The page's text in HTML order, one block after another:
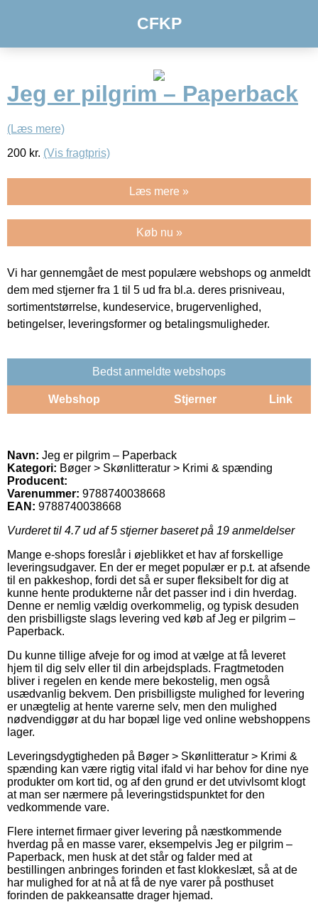
CFKP
Jeg er pilgrim – Paperback
(Læs mere)
200 kr. (Vis fragtpris)
Læs mere »
Køb nu »
Vi har gennemgået de mest populære webshops og anmeldt
dem med stjerner fra 1 til 5 ud fra bl.a. deres prisniveau,
sortimentstørrelse, kundeservice, brugervenlighed,
betingelser, leveringsformer og betalingsmuligheder.
Bedst anmeldte webshops
Webshop Stjerner Link
Navn: Jeg er pilgrim – Paperback
Kategori: Bøger > Skønlitteratur > Krimi & spænding
Producent:
Varenummer: 9788740038668
EAN: 9788740038668
Vurderet til 4.7ud af 5 stjerner baseret på 19 anmeldelser
Mange e-shops foreslår i øjeblikket et hav af forskellige
leveringsudgaver. En der er meget populær er p.t. at afsende
til en pakkeshop, fordi det så er super fleksibelt for dig at
kunne hente produkterne når det passer ind i din hverdag.
Denne er nemlig vældig overkommelig, og typisk desuden
den prisbilligste slags levering ved køb af Jeg er pilgrim –
Paperback.
Du kunne tillige afveje for og imod at vælge at få leveret
hjem til dig selv eller til din arbejdsplads. Fragtmetoden
bliver i regelen en kende mere bekostelig, men også
usædvanlig bekvem. Den prisbilligste mulighed for levering
er unægtelig at hente varerne selv, men den mulighed
nødvendiggør at du har bopæl lige ved online webshoppens
lager.
Leveringsdygtigheden på Bøger > Skønlitteratur > Krimi &
spænding kan være rigtig vital ifald vi har behov for dine nye
produkter om kort tid, og af den grund er det utvivlsomt klogt
at man ser nærmere på leveringstidspunktet for den
vedkommende vare.
Flere internet firmaer giver levering på næstkommende
hverdag på en masse varer, eksempelvis Jeg er pilgrim –
Paperback, men husk at det står og falder med at
bestillingen anbringes forinden et fast klokkeslæt, så at de
har mulighed for at nå at få de nye varer på posthuset
forinden de pakkeansatte drager hjemad.